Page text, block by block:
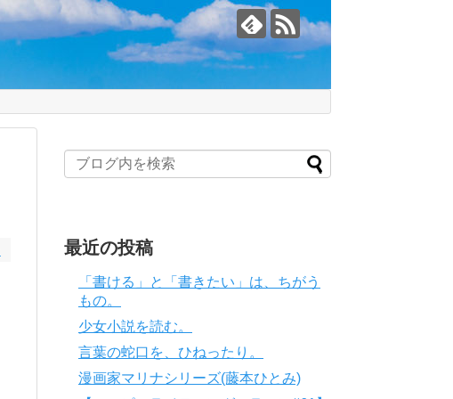
最近の投稿
「書ける」と「書きたい」は、ちがう
もの。
少女小説を読む。
言葉の蛇口を、ひねったり。
漫画家マリナシリーズ(藤本ひとみ)